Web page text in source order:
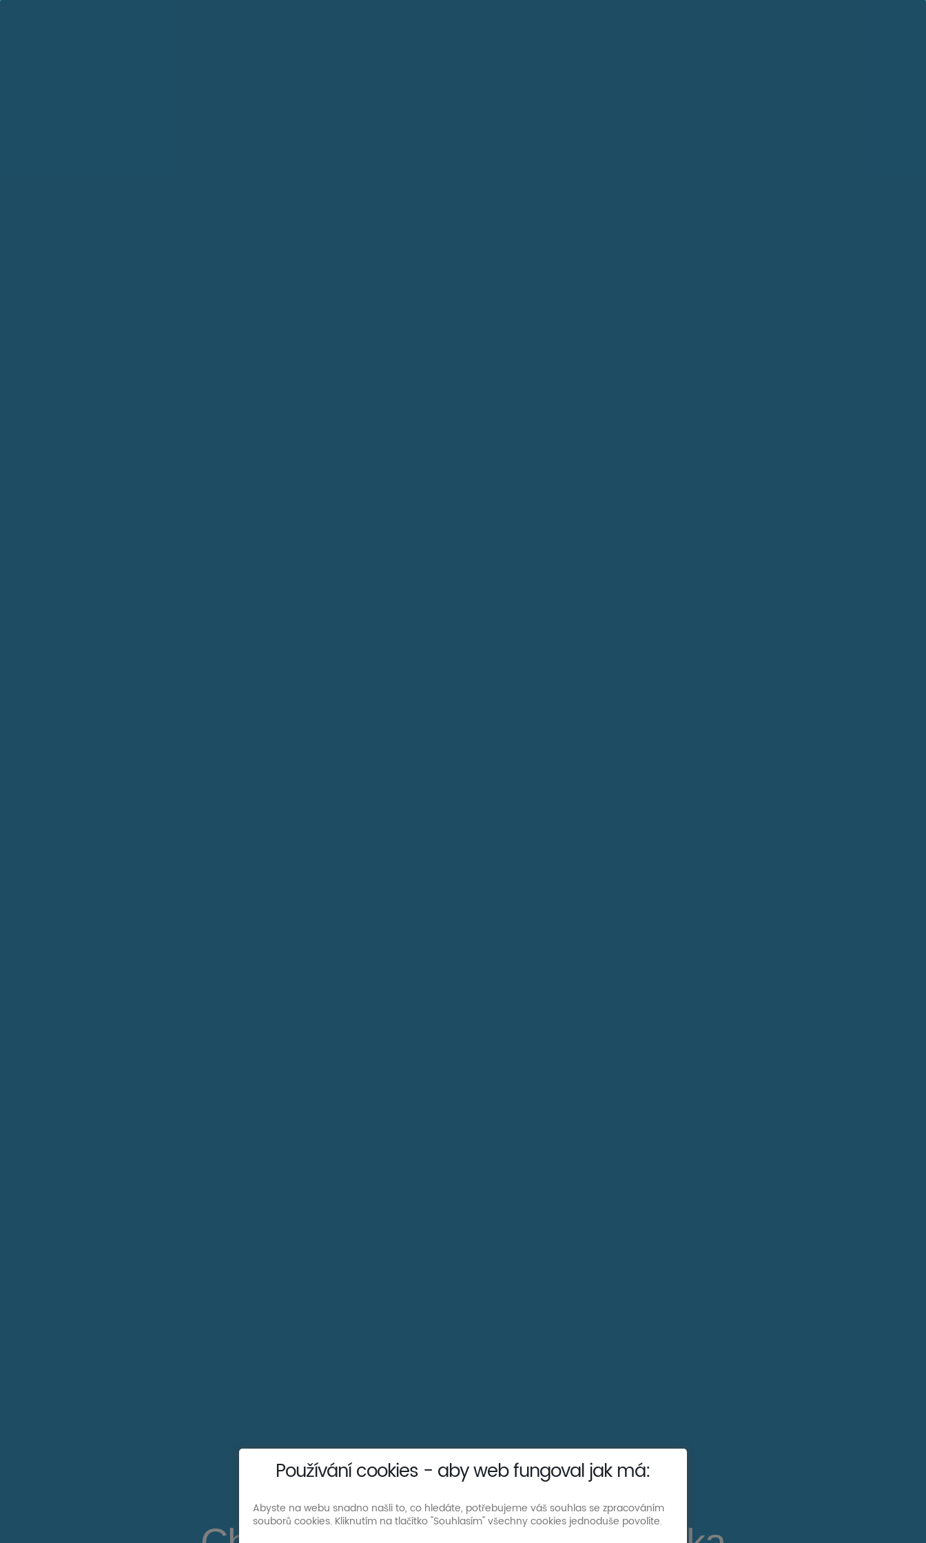
Používání cookies - aby web fungoval jak má:
Abyste na webu snadno našli to, co hledáte, potřebujeme váš souhlas se zpracováním
souborů cookies. Kliknutím na tlačítko "Souhlasím" všechny cookies jednoduše povolíte.